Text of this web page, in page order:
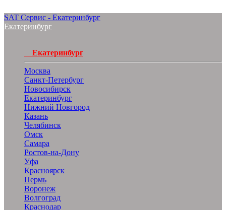
SAT Сервис - Екатеринбург
Екатеринбург
Екатеринбург
Москва
Санкт-Петербург
Новосибирск
Екатеринбург
Нижний Новгород
Казань
Челябинск
Омск
Самара
Ростов-на-Дону
Уфа
Красноярск
Пермь
Воронеж
Волгоград
Краснодар